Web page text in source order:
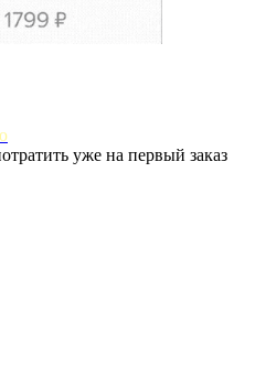
уже на первый заказ